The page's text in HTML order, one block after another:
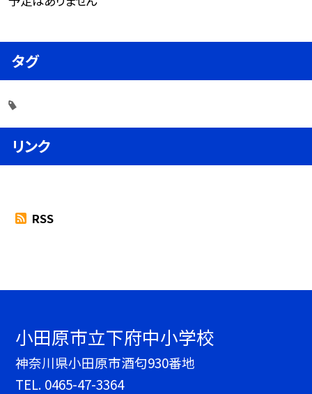
タグ
リンク
RSS
小田原市立下府中小学校
神奈川県小田原市酒匂930番地
TEL. 0465-47-3364